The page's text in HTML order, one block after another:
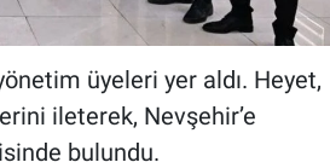
üyeleri yer aldı. Heyet,
ileterek, Nevşehir’e
bulundu.